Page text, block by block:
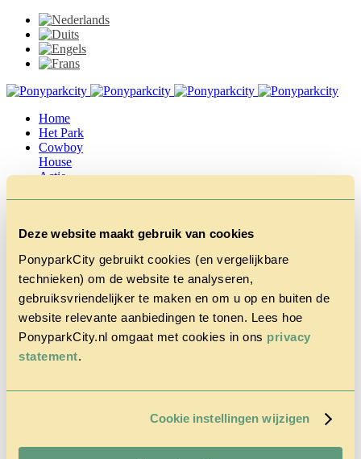
Deze website maakt gebruik van cookies
PonyparkCity gebruikt cookies (en vergelijkbare
technieken) om de website te analyseren,
gebruiksvriendelijker te maken en om u op en buiten de
website relevante aanbiedingen te tonen. Lees hoe
PonyparkCity.nl omgaat met cookies in ons privacy
statement.
Cookie instellingen wijzigen
Home
Het Park
Cowboy
House
Actie
Tarieven &
Follow us